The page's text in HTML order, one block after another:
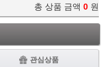
총 상품 금액 0 원
관심상품